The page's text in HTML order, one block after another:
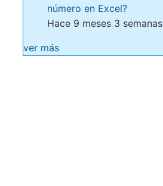
número en Excel?
Hace 9 meses 3 semanas
ver más